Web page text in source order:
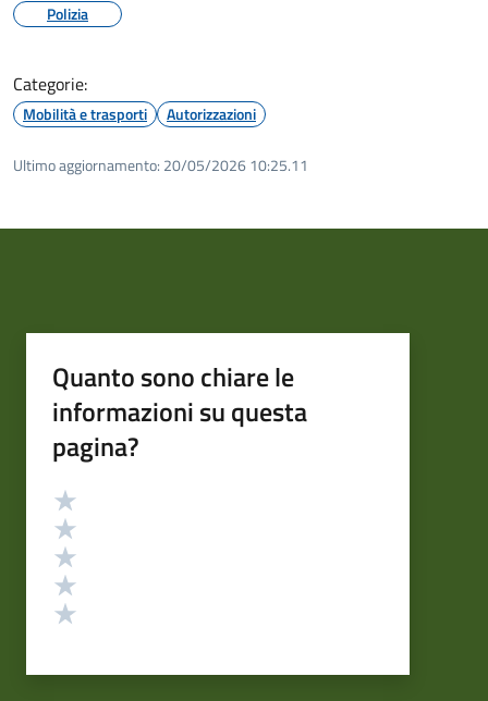
Polizia
Categorie:
Mobilità e trasporti Autorizzazioni
Ultimo aggiornamento: 20/05/2026 10:25.11
Quanto sono chiare le
informazioni su questa
pagina?
Valutazione